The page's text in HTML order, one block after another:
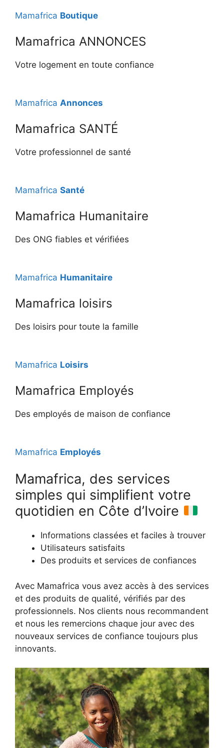
Mamafrica Boutique
Mamafrica ANNONCES
Votre logement en toute confiance
Mamafrica Annonces
Mamafrica SANTÉ
Votre professionnel de santé
Mamafrica Santé
Mamafrica Humanitaire
Des ONG fiables et vérifiées
Mamafrica Humanitaire
Mamafrica loisirs
Des loisirs pour toute la famille
Mamafrica Loisirs
Mamafrica Employés
Des employés de maison de confiance
Mamafrica Employés
Mamafrica, des services
simples qui simplifient votre
quotidien en Côte d’Ivoire
Informations classées et faciles à trouver
Utilisateurs satisfaits
Des produits et services de confiances
Avec Mamafrica vous avez accès à des services
et des produits de qualité, vérifiés par des
professionnels. Nos clients nous recommandent
et nous les remercions chaque jour avec des
nouveaux services de confiance toujours plus
innovants.